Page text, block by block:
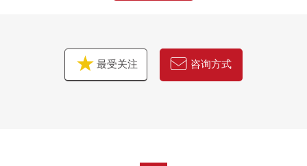
最受关注 咨询方式